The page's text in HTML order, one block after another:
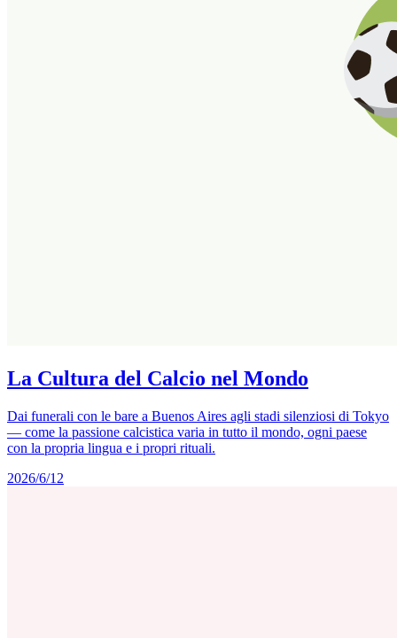
La Cultura del Calcio nel Mondo
Dai funerali con le bare a Buenos Aires agli stadi silenziosi di Tokyo
— come la passione calcistica varia in tutto il mondo, ogni paese
con la propria lingua e i propri rituali.
2026/6/12